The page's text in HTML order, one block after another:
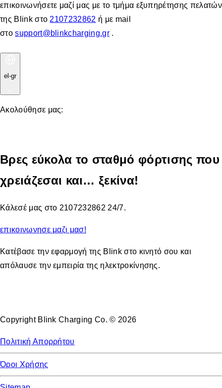
επικοινωνήσετε μαζί μας με το τμήμα εξυπηρέτησης πελατών
της Blink στο 2107232862 ή με mail
στοsupport@blinkcharging.gr.
el-gr
Ακολούθησε μας:
Βρες εύκολα το σταθμό φόρτισης που
χρειάζεσαι και… ξεκίνα!
Κάλεσέ μας στο 2107232862 24/7.
επικοινωνησε μαζι μασ!
Κατέβασε την εφαρμογή της Blink στο κινητό σου και
απόλαυσε την εμπειρία της ηλεκτροκίνησης.
Copyright Blink Charging Co. © 2026
Πολιτική Απορρήτου
Όροι Χρήσης